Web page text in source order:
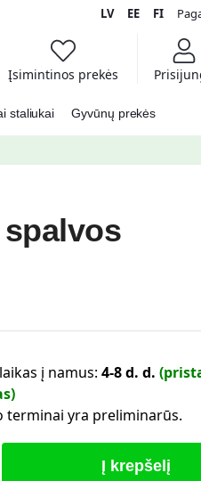
LV EE FI
Įsimintinos prekės
staliukai Gyvūnų prekės
į namus:4-8 d. d.
terminai yra preliminarūs.
Į krepšelį